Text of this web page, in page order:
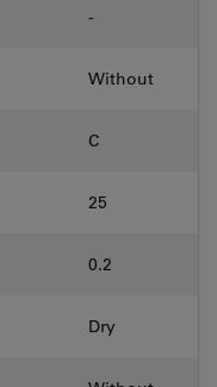
-
Without
C
25
0.2
Dry